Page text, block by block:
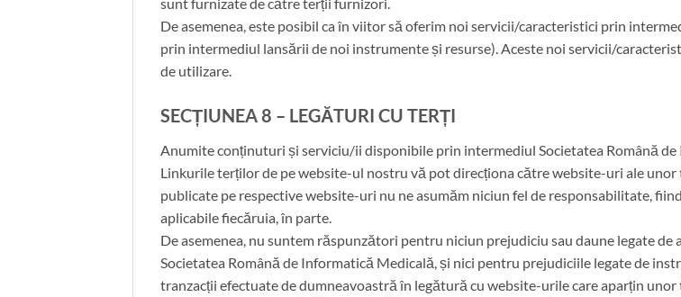
De asemenea, este posibil ca în viitor să oferim noi servicii/caracteristici prin
prin intermediul lansării de noi instrumente și resurse). Aceste noi servicii/
de utilizare.
SECȚIUNEA 8 – LEGĂTURI CU TERȚI
Anumite conținuturi și serviciu/ii disponibile prin intermediul Societatea Română
Linkurile terților de pe website-ul nostru vă pot direcționa către website-uri ale
publicate pe respective website-uri nu ne asumăm niciun fel de responsabilitate,
aplicabile fiecăruia, în parte.
De asemenea, nu suntem răspunzători pentru niciun prejudiciu sau daune legate
Societatea Română de Informatică Medicală, și nici pentru prejudiciile legate de
tranzacții efectuate de dumneavoastră în legătură cu website-urile care aparțin